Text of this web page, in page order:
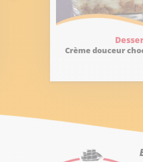
Crème douceur